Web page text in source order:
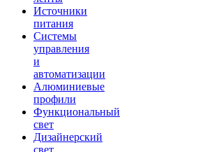
Источники
питания
Системы
управления
и
автоматизации
Алюминиевые
профили
Функциональный
свет
Дизайнерский
свет